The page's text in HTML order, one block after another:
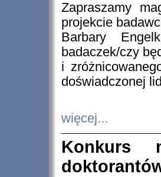
Zapraszamy
projekcie
Barbary
badaczek/czy
i
doświadczonej
więcej...
Konkurs